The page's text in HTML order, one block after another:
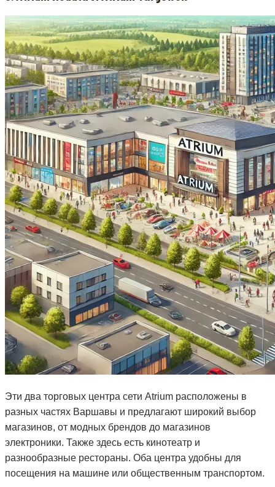
Эти два торговых центра сети Atrium расположены в
разных частях Варшавы и предлагают широкий выбор
магазинов, от модных брендов до магазинов
электроники. Также здесь есть кинотеатр и
разнообразные рестораны. Оба центра удобны для
посещения на машине или общественным транспортом.